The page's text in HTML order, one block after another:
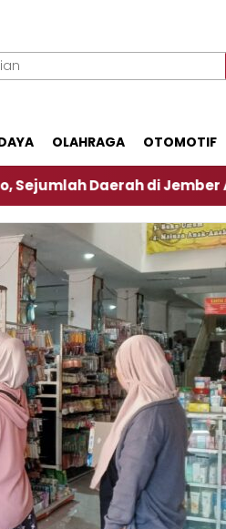
OLAHRAGA OTOMOTIF
di Jember Alami Krisi Air